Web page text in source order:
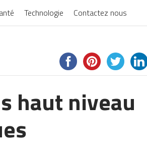
Technologie Contactez nous
haut niveau